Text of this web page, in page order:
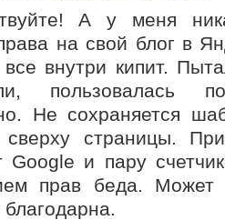
А у меня
на свой блог в
внутри кипит.
пользовалась
Не сохраняется
страницы.
Google и пару
прав беда.